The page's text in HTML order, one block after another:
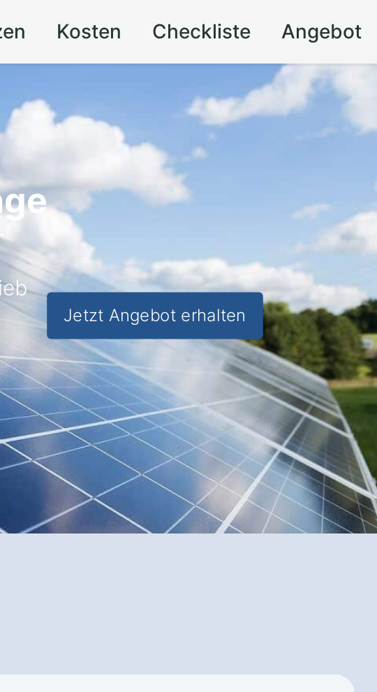
Kosten Checkliste Angebot
Jetzt Angebot erhalten